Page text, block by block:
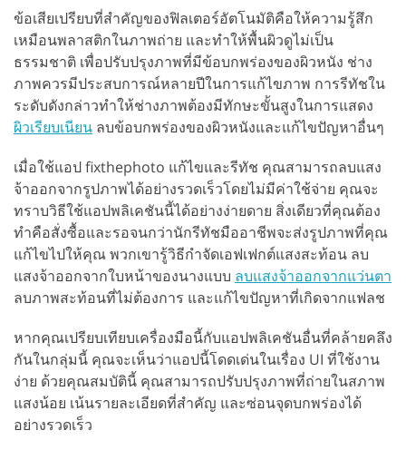
ข้อเสียเปรียบที่สำคัญของฟิลเตอร์อัตโนมัติคือให้ความรู้สึก
เหมือนพลาสติกในภาพถ่าย และทำให้พื้นผิวดูไม่เป็น
ธรรมชาติ เพื่อปรับปรุงภาพที่มีข้อบกพร่องของผิวหนัง ช่าง
ภาพควรมีประสบการณ์หลายปีในการแก้ไขภาพ การรีทัชใน
ระดับดังกล่าวทำให้ช่างภาพต้องมีทักษะขั้นสูงในการแสดง
ผิวเรียบเนียน ลบข้อบกพร่องของผิวหนังและแก้ไขปัญหาอื่นๆ
เมื่อใช้แอป fixthephoto แก้ไขและรีทัช คุณสามารถลบแสง
จ้าออกจากรูปภาพได้อย่างรวดเร็วโดยไม่มีค่าใช้จ่าย คุณจะ
ทราบวิธีใช้แอปพลิเคชันนี้ได้อย่างง่ายดาย สิ่งเดียวที่คุณต้อง
ทำคือสั่งซื้อและรอจนกว่านักรีทัชมืออาชีพจะส่งรูปภาพที่คุณ
แก้ไขไปให้คุณ พวกเขารู้วิธีกำจัดเอฟเฟกต์แสงสะท้อน ลบ
แสงจ้าออกจากใบหน้าของนางแบบ ลบแสงจ้าออกจากแว่นตา
ลบภาพสะท้อนที่ไม่ต้องการ และแก้ไขปัญหาที่เกิดจากแฟลช
หากคุณเปรียบเทียบเครื่องมือนี้กับแอปพลิเคชันอื่นที่คล้ายคลึง
กันในกลุ่มนี้ คุณจะเห็นว่าแอปนี้โดดเด่นในเรื่อง UI ที่ใช้งาน
ง่าย ด้วยคุณสมบัตินี้ คุณสามารถปรับปรุงภาพที่ถ่ายในสภาพ
แสงน้อย เน้นรายละเอียดที่สำคัญ และซ่อนจุดบกพร่องได้
อย่างรวดเร็ว